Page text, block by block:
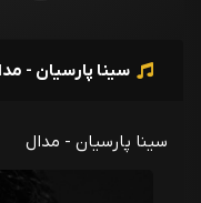
سینا پارسیان -
سینا پارسیان - مدال